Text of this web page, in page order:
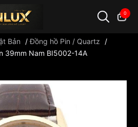
0
Bản /Đồng hồ Pin / Quartz
/
39mm Nam BI5002-14A